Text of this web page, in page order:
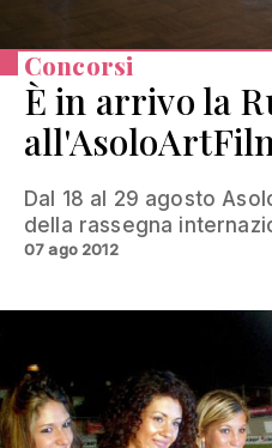
Concorsi
È in arrivo la
Dal 18 al 29 agosto
della rassegna
07 ago 2012